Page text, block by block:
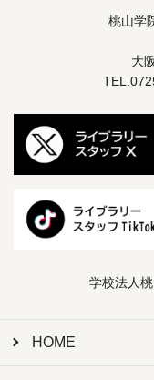
桃山学
大
学校法人
HOME